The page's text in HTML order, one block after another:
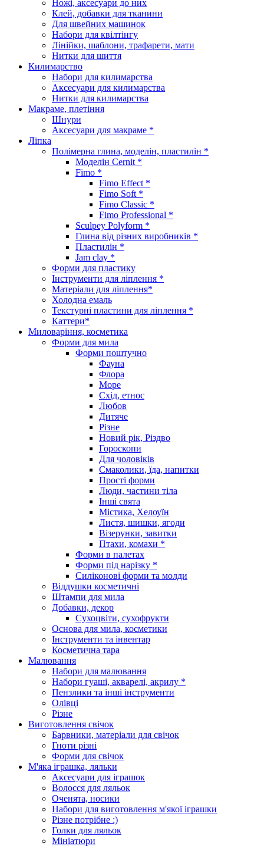
Ножі, аксесуари до них
Клей, добавки для тканини
Для швейних машинок
Набори для квілтінгу
Лінійки, шаблони, трафарети, мати
Нитки для шиття
Килимарство
Набори для килимарства
Аксесуари для килимарства
Нитки для килимарства
Макраме, плетіння
Шнури
Аксесуари для макраме *
Ліпка
Полімерна глина, моделін, пластилін *
Моделін Cernit *
Fimo *
Fimo Effect *
Fimo Soft *
Fimo Classic *
Fimo Professional *
Sculpey Polyform *
Глина від різних виробників *
Пластилін *
Jam clay *
Форми для пластику
Інструменти для ліплення *
Матеріали для ліплення*
Холодна емаль
Текстурні пластини для ліплення *
Каттери*
Миловаріння, косметика
Форми для мила
Форми поштучно
Фауна
Флора
Море
Схід, етнос
Любов
Дитяче
Різне
Новий рік, Різдво
Гороскопи
Для чоловіків
Смаколики, їда, напитки
Прості форми
Люди, частини тіла
Інші свята
Містика, Хелоуїн
Листя, шишки, ягоди
Візерунки, завитки
Птахи, комахи *
Форми в палетах
Форми під нарізку *
Силіконові форми та молди
Віддушки косметичні
Штампи для мила
Добавки, декор
Сухоцвіти, сухофрукти
Основа для мила, косметики
Інструменти та інвентар
Косметична тара
Малювання
Набори для малювання
Набори гуаші, акварелі, акрилу *
Пензлики та інші інструменти
Олівці
Різне
Виготовлення свічок
Барвники, матеріали для свічок
Гноти різні
Форми для свічок
М'яка іграшка, ляльки
Аксесуари для іграшок
Волосся для ляльок
Оченята, носики
Набори для виготовлення м'якої іграшки
Різне потрібне :)
Голки для ляльок
Мініатюри